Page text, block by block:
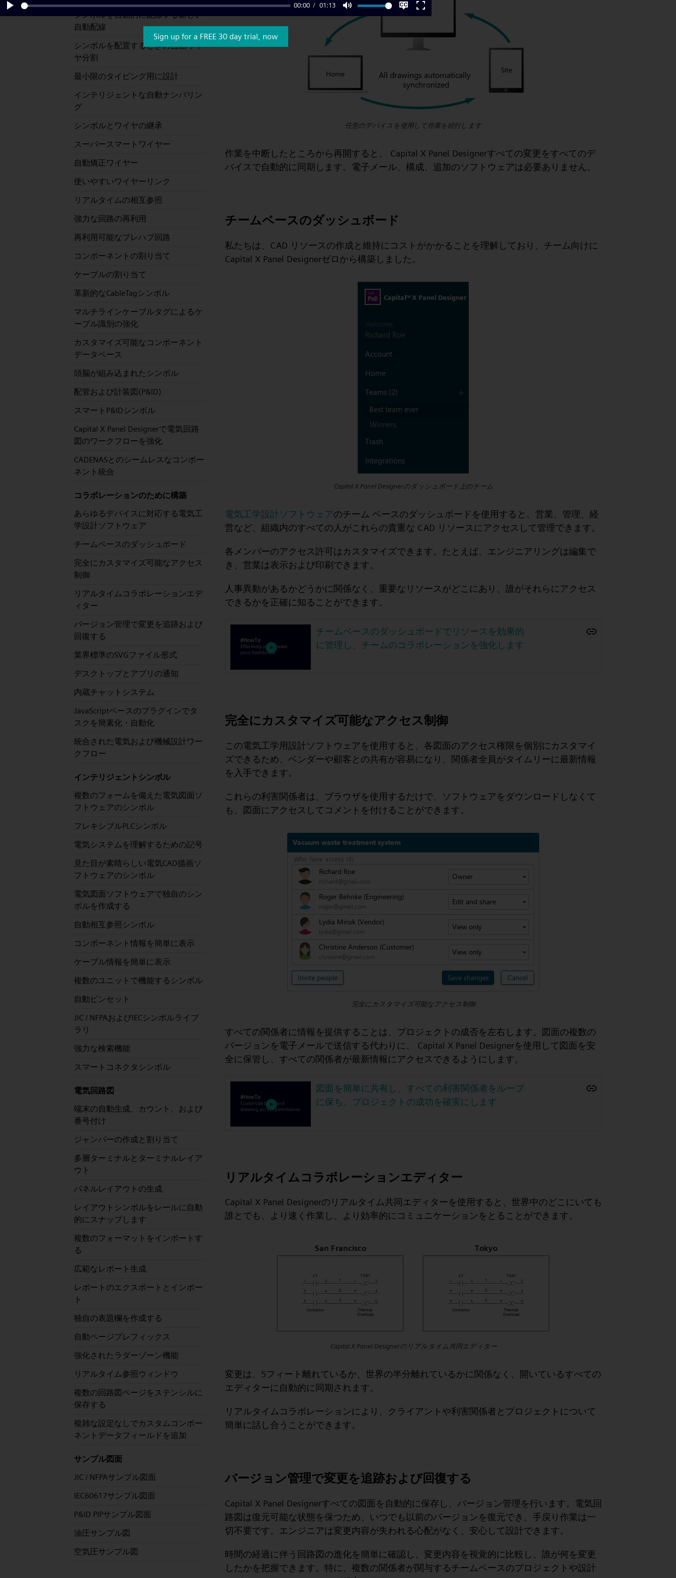
シンボルを自動的に配線する新しい
自動配線
シンボルを配置するときの自動ワイ
ヤ分割
最小限のタイピング用に設計
インテリジェントな自動ナンバリン
グ
シンボルとワイヤの継承
スーパースマートワイヤー
自動矯正ワイヤー
使いやすいワイヤーリンク
リアルタイムの相互参照
強力な回路の再利用
再利用可能なプレハブ回路
コンポーネントの割り当て
ケーブルの割り当て
革新的なCableTagシンボル
マルチラインケーブルタグによるケ
ーブル識別の強化
カスタマイズ可能なコンポーネント
データベース
頭脳が組み込まれたシンボル
配管および計装図(P&ID)
スマートP&IDシンボル
Capital X Panel Designerで電気回路
図のワークフローを強化
CADENASとのシームレスなコンポー
ネント統合
コラボレーションのために構築
あらゆるデバイスに対応する電気工
学設計ソフトウェア
チームベースのダッシュボード
完全にカスタマイズ可能なアクセス
制御
リアルタイムコラボレーションエデ
ィター
バージョン管理で変更を追跡および
回復する
業界標準のSVGファイル形式
デスクトップとアプリの通知
内蔵チャットシステム
JavaScriptベースのプラグインでタ
スクを簡素化・自動化
統合された電気および機械設計ワー
クフロー
インテリジェントシンボル
複数のフォームを備えた電気図面ソ
フトウェアのシンボル
フレキシブルPLCシンボル
電気システムを理解するための記号
見た目が素晴らしい電気CAD描画ソ
フトウェアのシンボル
電気図面ソフトウェアで独自のシン
ボルを作成する
自動相互参照シンボル
コンポーネント情報を簡単に表示
ケーブル情報を簡単に表示
複数のユニットで機能するシンボル
自動ピンセット
JIC / NFPAおよびIECシンボルライブ
ラリ
強力な検索機能
スマートコネクタシンボル
電気回路図
端末の自動生成、カウント、および
番号付け
ジャンパーの作成と割り当て
多層ターミナルとターミナルレイア
ウト
パネルレイアウトの生成
レイアウトシンボルをレールに自動
的にスナップします
複数のフォーマットをインポートす
る
広範なレポート生成
レポートのエクスポートとインポー
ト
独自の表題欄を作成する
自動ページプレフィックス
強化されたラダーゾーン機能
リアルタイム参照ウィンドウ
複数の回路図ページをステンシルに
保存する
複雑な設定なしでカスタムコンポー
ネントデータフィールドを追加
サンプル図面
JIC / NFPAサンプル図面
IEC60617サンプル図面
P&ID PIPサンプル図面
油圧サンプル図
空気圧サンプル図
任意のデバイスを使用して作業を続行します
作業を中断したところから再開すると、 Capital X Panel Designerすべての変更をすべてのデ
バイスで自動的に同期します。電子メール、構成、追加のソフトウェアは必要ありません。
チームベースのダッシュボード
私たちは、CAD リソースの作成と維持にコストがかかることを理解しており、チーム向けに
Capital X Panel Designerゼロから構築しました。
Capital X Panel Designerのダッシュボード上のチーム
電気工学設計ソフトウェアのチーム ベースのダッシュボードを使用すると、営業、管理、経
営など、組織内のすべての人がこれらの貴重な CAD リソースにアクセスして管理できます。
各メンバーのアクセス許可はカスタマイズできます。たとえば、エンジニアリングは編集で
き、営業は表示および印刷できます。
人事異動があるかどうかに関係なく、重要なリソースがどこにあり、誰がそれらにアクセス
できるかを正確に知ることができます。
チームベースのダッシュボードでリソースを効果的
に管理し、チームのコラボレーションを強化します
完全にカスタマイズ可能なアクセス制御
この電気工学用設計ソフトウェアを使用すると、各図面のアクセス権限を個別にカスタマイ
ズできるため、ベンダーや顧客との共有が容易になり、関係者全員がタイムリーに最新情報
を入手できます。
これらの利害関係者は、ブラウザを使用するだけで、ソフトウェアをダウンロードしなくて
も、図面にアクセスしてコメントを付けることができます。
完全にカスタマイズ可能なアクセス制御
すべての関係者に情報を提供することは、プロジェクトの成否を左右します。図面の複数の
バージョンを電子メールで送信する代わりに、 Capital X Panel Designerを使用して図面を安
全に保管し、すべての関係者が最新情報にアクセスできるようにします。
図面を簡単に共有し、すべての利害関係者をループ
に保ち、プロジェクトの成功を確実にします
リアルタイムコラボレーションエディター
Capital X Panel Designerのリアルタイム共同エディターを使用すると、世界中のどこにいても
誰とでも、より速く作業し、より効率的にコミュニケーションをとることができます。
Capital X Panel Designerのリアルタイム共同エディター
変更は、5フィート離れているか、世界の半分離れているかに関係なく、開いているすべての
エディターに自動的に同期されます。
リアルタイムコラボレーションにより、クライアントや利害関係者とプロジェクトについて
簡単に話し合うことができます。
バージョン管理で変更を追跡および回復する
Capital X Panel Designerすべての図面を自動的に保存し、バージョン管理を行います。電気回
路図は復元可能な状態を保つため、いつでも以前のバージョンを復元でき、手戻り作業は一
切不要です。エンジニアは変更内容が失われる心配がなく、安心して設計できます。
時間の経過に伴う回路図の進化を簡単に確認し、変更内容を視覚的に比較し、誰が何を変更
したかを把握できます。特に、複数の関係者が関与するチームベースのプロジェクトや設計
Play
00:00 01:13
Mute Settings
Enter
fullscreen
Sign up for a FREE 30 day trial, now